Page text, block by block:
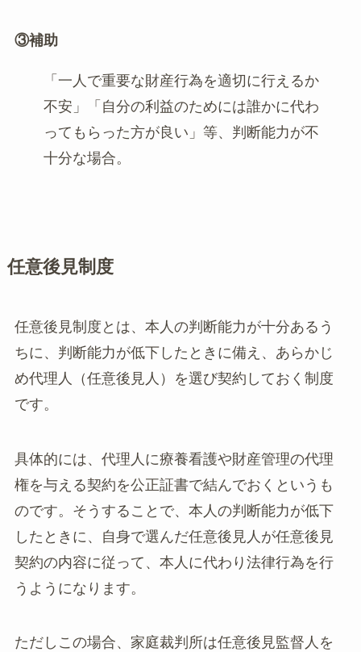
③補助
「一人で重要な財産行為を適切に行えるか
不安」「自分の利益のためには誰かに代わ
ってもらった方が良い」等、判断能力が不
十分な場合。
任意後見制度
任意後見制度とは、本人の判断能力が十分あるう
ちに、判断能力が低下したときに備え、あらかじ
め代理人（任意後見人）を選び契約しておく制度
です。
具体的には、代理人に療養看護や財産管理の代理
権を与える契約を公正証書で結んでおくというも
のです。そうすることで、本人の判断能力が低下
したときに、自身で選んだ任意後見人が任意後見
契約の内容に従って、本人に代わり法律行為を行
うようになります。
ただしこの場合、家庭裁判所は任意後見監督人を